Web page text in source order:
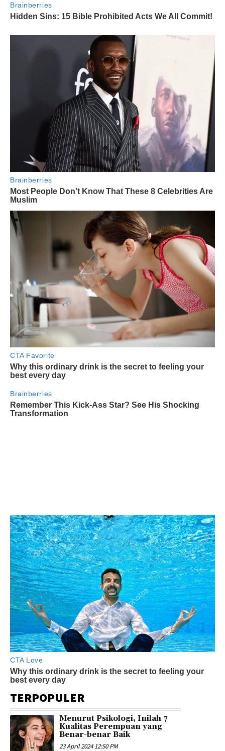
TERPOPULER
Menurut Psikologi, Inilah 7
Kualitas Perempuan yang
Benar-benar Baik
23 April 2024 12:50 PM